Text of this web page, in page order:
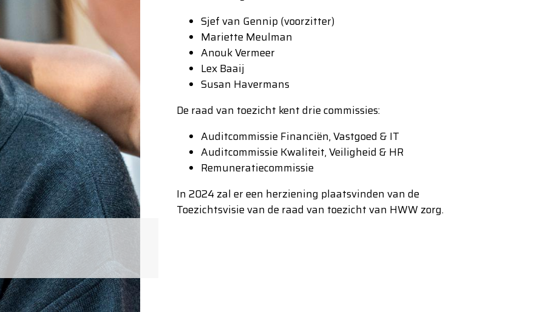
Sjef van Gennip (voorzitter)
Mariette Meulman
Anouk Vermeer
Lex Baaij
Susan Havermans
De raad van toezicht kent drie commissies:
Auditcommissie Financiën, Vastgoed & IT
Auditcommissie Kwaliteit, Veiligheid & HR
Remuneratiecommissie
In 2024 zal er een herziening plaatsvinden van de
Toezichtsvisie van de raad van toezicht van HWW zorg.